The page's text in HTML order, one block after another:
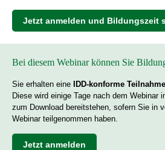
Jetzt anmelden und Bildungszeit
Bei diesem Webinar können Sie
Sie erhalten eine IDD-konforme
Diese wird einige Tage nach dem Webinar
zum Download bereitstehen, sofern Sie in
Webinar teilgenommen haben.
Jetzt anmelden